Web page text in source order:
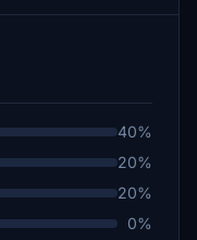
40%
20%
20%
0%